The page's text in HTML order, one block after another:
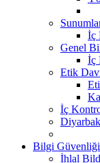
İç
Genel
İç
Etik
İç
Bilgi Güvenliği
İhlal